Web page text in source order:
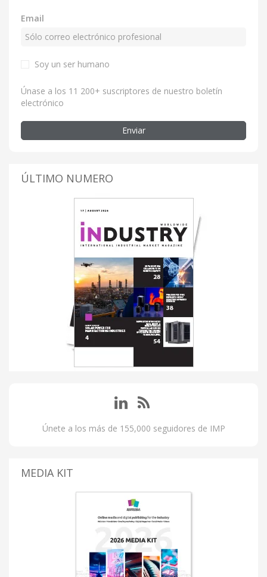
Email
Soy un ser humano
Únase a los 11 200+ suscriptores de nuestro boletín
electrónico
Enviar
ÚLTIMO NUMERO
Únete a los más de 155,000 seguidores de IMP
MEDIA KIT